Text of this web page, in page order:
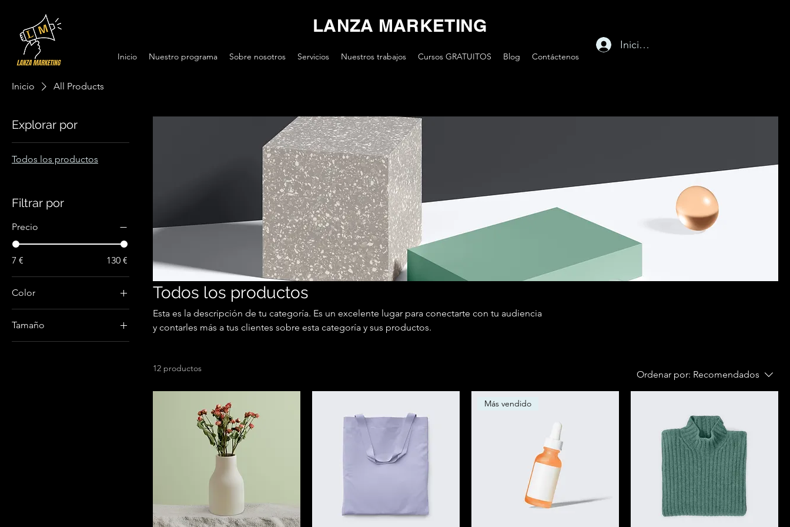
Inicio Nuestro programa Sobre nosotros Servicios Nuestros trabajos Cursos GRATUITOS Blog Contáctenos
LANZA MARKETING
Iniciar sesión
Inicio All Products
Explorar por
Todos los productos
Filtrar por
Precio
7 € 130 €
Color
Tamaño
Todos los productos
Esta es la descripción de tu categoría. Es un excelente lugar para conectarte con tu audiencia
y contarles más a tus clientes sobre esta categoría y sus productos.
12 productos
Ordenar por: Recomendados
Más vendido